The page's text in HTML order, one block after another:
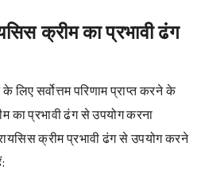
क्रीम का प्रभावी ढंग
सर्वोत्तम परिणाम प्राप्त करने के
का प्रभावी ढंग से उपयोग करना
क्रीम प्रभावी ढंग से उपयोग करने